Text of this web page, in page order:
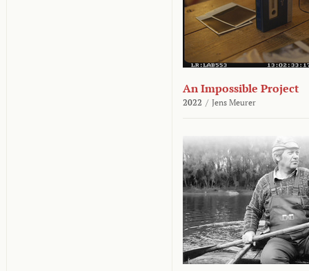
An Impossible Project
2022 / Jens Meurer